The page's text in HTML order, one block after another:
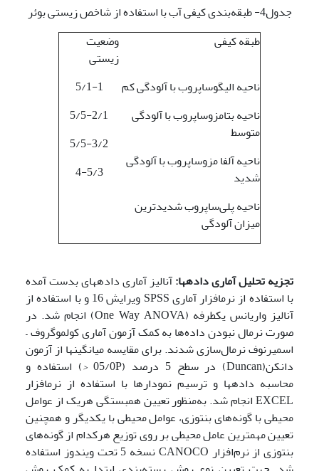
جدول4- طبقه‌بندی کیفی آب با استفاده از شاخص زیستی بوئر
طبقه کیفی
وضعیت
زیستی
ناحیه الیگوساپروب با آلودگی کم
ناحیه بتامزوساپروب با آلودگی
متوسط
ناحیه آلفا مزوساپروب با آلودگی
شدید
ناحیه پلی‌ساپروب شدیدترین
میزان آلودگی
5/1-1
5/5-2/1
5/5-3/2
4-5/3
تجزیه تحلیل آماری داده­ها:آنالیز آماری داده­های بدست آمده
با استفاده از نرم­افزار آماری SPSS ویرایش 16 و با استفاده از
آنالیز واریانس یکطرفه (One Way ANOVA) انجام شد. در
صورت نرمال نبودن داده‌ها به کمک آزمون آماری کولموگروف –
اسمیرنوف نرمال‌سازی شدند. برای مقایسه میانگین­ها از آزمون
دانکن(Duncan) در سطح 5 درصد (05/0P
<) استفاده و
محاسبه داده­ها و ترسیم نمودارها با استفاده از نرم­افزار
EXCEL انجام شد. به‌منظور تعیین همبستگی هریک از عوامل
محیطی با گونه‌های بنتوزی، عوامل محیطی با یکدیگر و همچنین
تعیین مهمترین عامل محیطی بر روی توزیع هرکدام از گونه‌های
بنتوزی از نرم‌افزار CANOCO نسخه 5 تحت ویندوز استفاده